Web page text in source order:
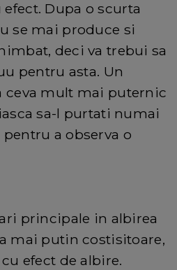
Dupa o scurta
se mai produce si
deci va trebui sa
pentru asta. Un
ceva mult mai puternic
sa-l purtati numai
a observa o
principale in albirea
mai putin costisitoare,
efect de albire.